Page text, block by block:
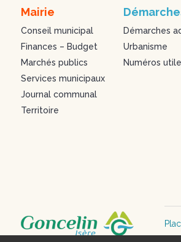
Mairie
Conseil municipal
Finances – Budget
Marchés publics
Services municipaux
Journal communal
Territoire
Démarches
Urbanisme
Numéros